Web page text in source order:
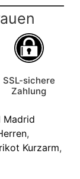
SSL-sichere
Zahlung
Madrid
,
Kurzarm,